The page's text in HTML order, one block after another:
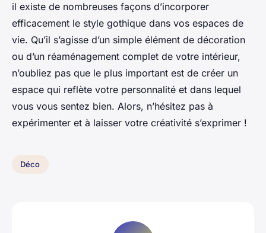
il existe de nombreuses façons d’incorporer
efficacement le style gothique dans vos espaces de
vie. Qu’il s’agisse d’un simple élément de décoration
ou d’un réaménagement complet de votre intérieur,
n’oubliez pas que le plus important est de créer un
espace qui reflète votre personnalité et dans lequel
vous vous sentez bien. Alors, n’hésitez pas à
expérimenter et à laisser votre créativité s’exprimer !
Déco